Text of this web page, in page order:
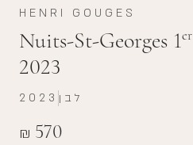
HENRI GOUGES
Nuits-St-Georges 1er
2023
₪ 570
2023 לבן